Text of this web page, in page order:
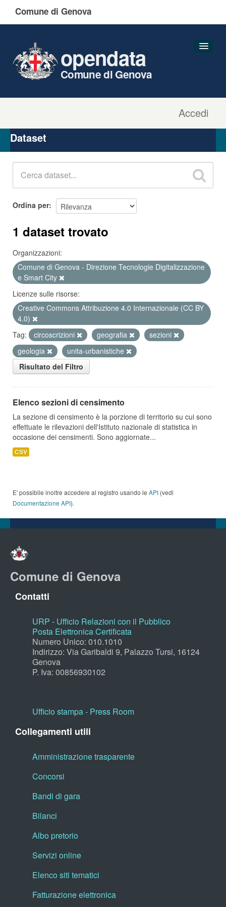
Comune di Genova
Accedi
opendata
Comune di Genova
Organizzazioni
Gruppi
Dataset
Ordina per
1 dataset trovato
Organizzazioni:
Comune di Genova - Direzione Tecnologie Digitalizzazione
e Smart City
Licenze sulle risorse:
Creative Commons Attribuzione 4.0 Internazionale (CC BY
4.0)
Tag:
circoscrizioni geografia
sezioni
geologia
unita-urbanistiche
Risultato del Filtro
Elenco sezioni di censimento
La sezione di censimento è la porzione di territorio su cui sono
effettuate le rilevazioni dell'Istituto nazionale di statistica in
occasione dei censimenti. Sono aggiornate...
CSV
E' possibile inoltre accedere al registro usando le API (vedi
Documentazione API).
Comune di Genova
Contatti
URP - Ufficio Relazioni con il Pubblico
Posta Elettronica Certificata
Numero Unico: 010.1010
Indirizzo: Via Garibaldi 9, Palazzo Tursi, 16124
Genova
P. Iva: 00856930102
Ufficio stampa - Press Room
Collegamenti utili
Amministrazione trasparente
Concorsi
Bandi di gara
Bilanci
Albo pretorio
Servizi online
Elenco siti tematici
Fatturazione elettronica